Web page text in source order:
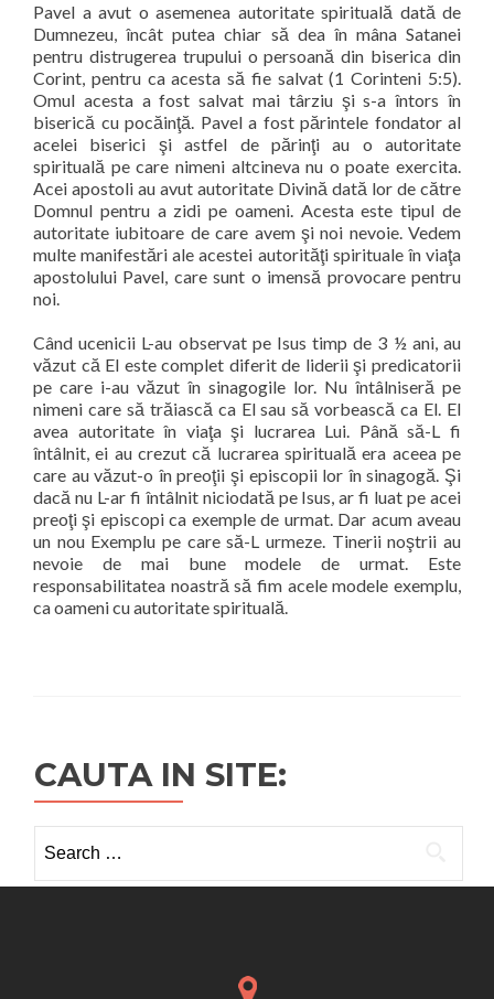
Pavel a avut o asemenea autoritate spirituală dată de
Dumnezeu, încât putea chiar să dea în mâna Satanei
pentru distrugerea trupului o persoană din biserica din
Corint, pentru ca acesta să fie salvat (1 Corinteni 5:5).
Omul acesta a fost salvat mai târziu şi s-a întors în
biserică cu pocăinţă. Pavel a fost părintele fondator al
acelei biserici şi astfel de părinţi au o autoritate
spirituală pe care nimeni altcineva nu o poate exercita.
Acei apostoli au avut autoritate Divină dată lor de către
Domnul pentru a zidi pe oameni. Acesta este tipul de
autoritate iubitoare de care avem şi noi nevoie. Vedem
multe manifestări ale acestei autorităţi spirituale în viaţa
apostolului Pavel, care sunt o imensă provocare pentru
noi.
Când ucenicii L-au observat pe Isus timp de 3 ½ ani, au
văzut că El este complet diferit de liderii şi predicatorii
pe care i-au văzut în sinagogile lor. Nu întâlniseră pe
nimeni care să trăiască ca El sau să vorbească ca El. El
avea autoritate în viaţa şi lucrarea Lui. Până să-L fi
întâlnit, ei au crezut că lucrarea spirituală era aceea pe
care au văzut-o în preoţii şi episcopii lor în sinagogă. Şi
dacă nu L-ar fi întâlnit niciodată pe Isus, ar fi luat pe acei
preoţi şi episcopi ca exemple de urmat. Dar acum aveau
un nou Exemplu pe care să-L urmeze. Tinerii noştrii au
nevoie de mai bune modele de urmat. Este
responsabilitatea noastră să fim acele modele exemplu,
ca oameni cu autoritate spirituală.
CAUTA IN SITE:
for: